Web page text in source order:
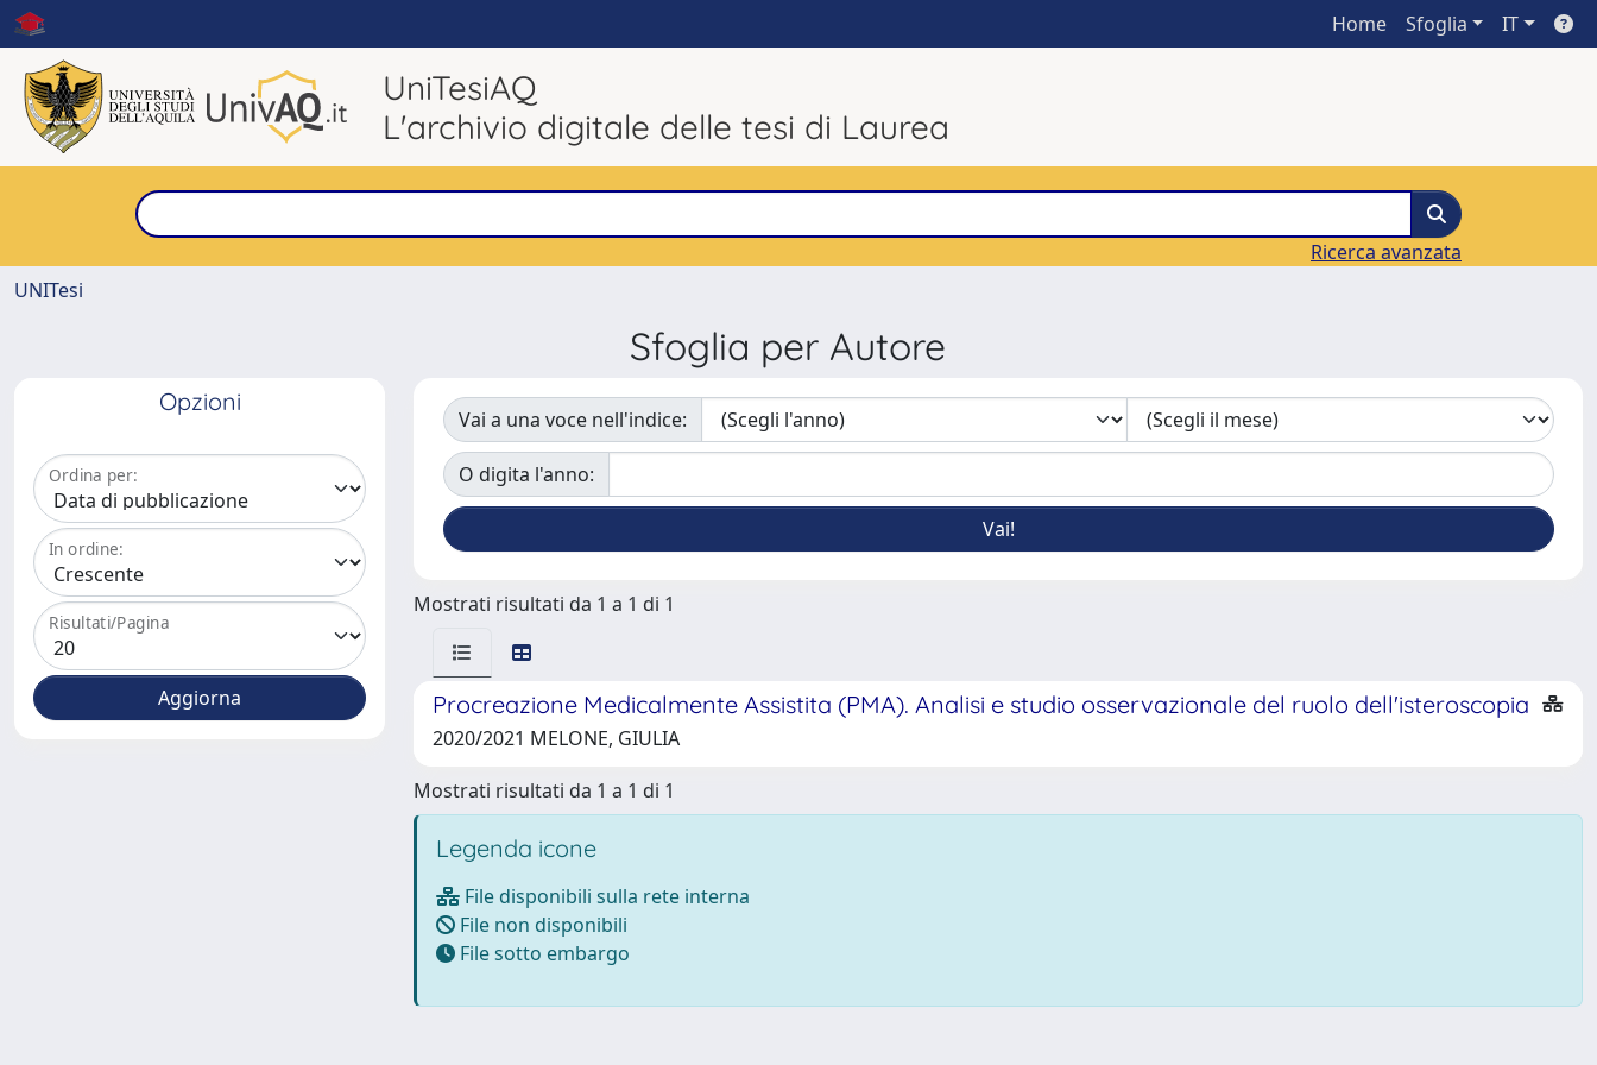
Home Sfoglia IT
UniTesiAQ
L'archivio digitale delle tesi di Laurea
Ricerca avanzata
UNITesi
Sfoglia per Autore
Opzioni
Ordina per:
In ordine:
Risultati/Pagina
Vai a una voce nell'indice:
O digita l'anno:
Mostrati risultati da 1 a 1 di 1
Procreazione Medicalmente Assistita (PMA). Analisi e studio osservazionale del ruolo dell'isteroscopia
2020/2021 MELONE, GIULIA
Mostrati risultati da 1 a 1 di 1
Legenda icone
File disponibili sulla rete interna
File non disponibili
File sotto embargo